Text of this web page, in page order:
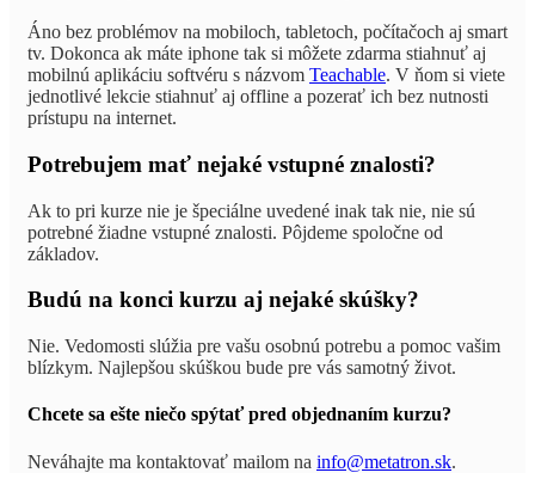
Áno bez problémov na mobiloch, tabletoch, počítačoch aj smart
tv. Dokonca ak máte iphone tak si môžete zdarma stiahnuť aj
mobilnú aplikáciu softvéru s názvom Teachable. V ňom si viete
jednotlivé lekcie stiahnuť aj offline a pozerať ich bez nutnosti
prístupu na internet.
Potrebujem mať nejaké vstupné znalosti?
Ak to pri kurze nie je špeciálne uvedené inak tak nie, nie sú
potrebné žiadne vstupné znalosti. Pôjdeme spoločne od
základov.
Budú na konci kurzu aj nejaké skúšky?
Nie. Vedomosti slúžia pre vašu osobnú potrebu a pomoc vašim
blízkym. Najlepšou skúškou bude pre vás samotný život.
Chcete sa ešte niečo spýtať pred objednaním kurzu?
Neváhajte ma kontaktovať mailom na info@metatron.sk.